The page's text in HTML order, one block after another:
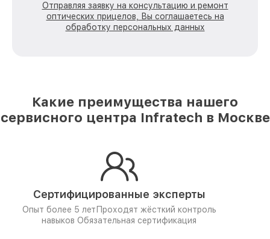
Отправляя заявку на консультацию и ремонт
оптических прицелов, Вы соглашаетесь на
обработку персональных данных
Какие преимущества нашего
сервисного центра Infratech в Москве
Сертифицированные эксперты
Опыт более 5 лет Проходят жёсткий контроль
навыков Обязательная сертификация